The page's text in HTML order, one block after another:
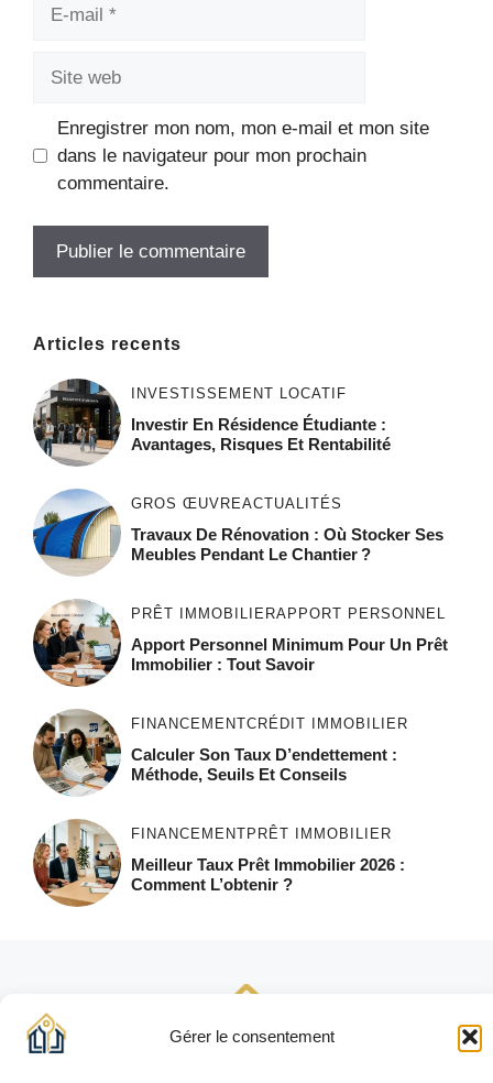
Gérer le consentement
Enregistrer mon nom, mon e-mail et mon site
dans le navigateur pour mon prochain
commentaire.
Articles recents
INVESTISSEMENT LOCATIF
Investir En Résidence Étudiante :
Avantages, Risques Et Rentabilité
GROS ŒUVREACTUALITÉS
Travaux De Rénovation : Où Stocker Ses
Meubles Pendant Le Chantier ?
PRÊT IMMOBILIERAPPORT PERSONNEL
Apport Personnel Minimum Pour Un Prêt
Immobilier : Tout Savoir
FINANCEMENTCRÉDIT IMMOBILIER
Calculer Son Taux D’endettement :
Méthode, Seuils Et Conseils
FINANCEMENT PRÊT IMMOBILIER
Meilleur Taux Prêt Immobilier 2026 :
Comment L’obtenir ?